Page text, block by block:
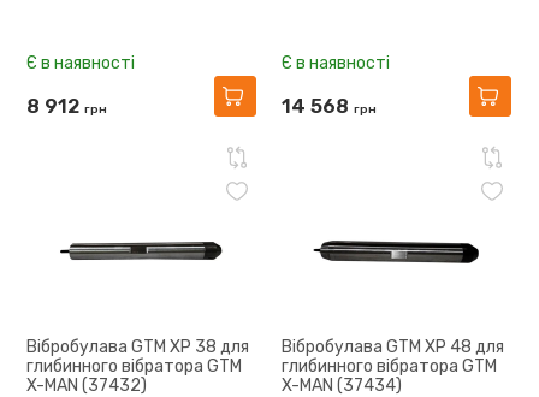
Є в наявності
8 912 грн
Є в наявності
14 568 грн
Вібробулава GTM XP 38 для
глибинного вібратора GTM
X-MAN (37432)
Вібробулава GTM XP 48 для
глибинного вібратора GTM
X-MAN (37434)